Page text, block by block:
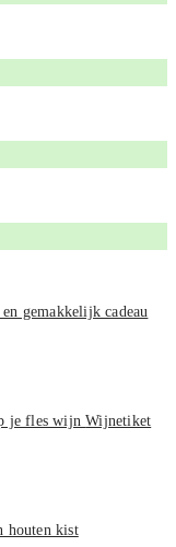
Wijnetiket